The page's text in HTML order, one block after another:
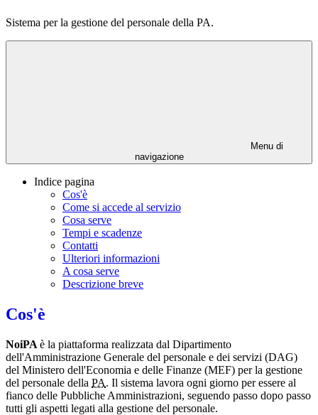
Sistema per la gestione del personale della PA.
Menu di
navigazione
Indice pagina
Cos'è
Come si accede al servizio
Cosa serve
Tempi e scadenze
Contatti
Ulteriori informazioni
A cosa serve
Descrizione breve
Cos'è
NoiPA è la piattaforma realizzata dal Dipartimento
dell'Amministrazione Generale del personale e dei servizi (DAG)
del Ministero dell'Economia e delle Finanze (MEF) per la gestione
del personale della PA. Il sistema lavora ogni giorno per essere al
fianco delle Pubbliche Amministrazioni, seguendo passo dopo passo
tutti gli aspetti legati alla gestione del personale.